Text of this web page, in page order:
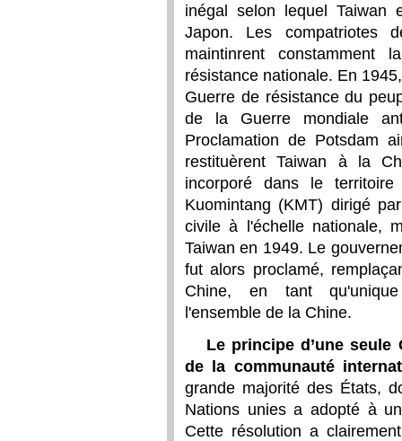
inégal selon lequel Taiwan
Japon. Les compatriotes
maintinrent
résistance nationale. En
Guerre de résistance du
de la Guerre mondiale
Proclamation de Potsdam
restituèrent Taiwan à la
incorporé dans le
Kuomintang (KMT) dirigé
civile à l'échelle nationale,
Taiwan en 1949. Le
fut alors proclamé,
Chine, en tant qu'unique
l'ensemble de la Chine.
Le principe d’une
de la communauté
grande majorité des États,
Nations unies a adopté à
Cette résolution a